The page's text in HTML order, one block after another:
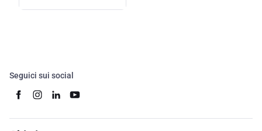
Seguici sui social